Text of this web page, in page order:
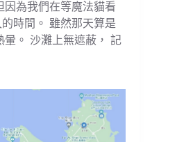
因為我們在等魔法貓看
時間。 雖然那天算是
暈。 沙灘上無遮蔽， 記